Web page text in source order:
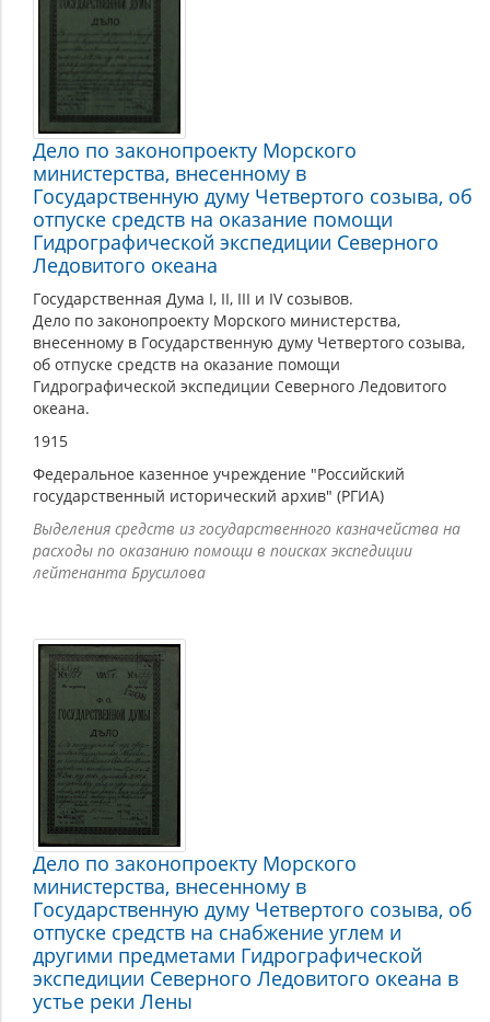
Дело по законопроекту Морского
министерства, внесенному в
Государственную думу Четвертого созыва, об
отпуске средств на оказание помощи
Гидрографической экспедиции Северного
Ледовитого океана
Государственная Дума I, II, III и IV созывов.
Дело по законопроекту Морского министерства,
внесенному в Государственную думу Четвертого созыва,
об отпуске средств на оказание помощи
Гидрографической экспедиции Северного Ледовитого
океана.
1915
Федеральное казенное учреждение "Российский
государственный исторический архив" (РГИА)
Выделения средств из государственного казначейства на
расходы по оказанию помощи в поисках экспедиции
лейтенанта Брусилова
Дело по законопроекту Морского
министерства, внесенному в
Государственную думу Четвертого созыва, об
отпуске средств на снабжение углем и
другими предметами Гидрографической
экспедиции Северного Ледовитого океана в
устье реки Лены